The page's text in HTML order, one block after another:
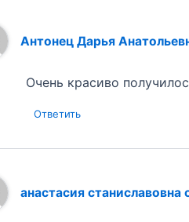
Антонец Дарья
Очень красиво
Ответить
анастасия станиславовна